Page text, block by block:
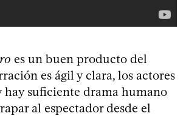
es un buen producto del
es ágil y clara, los actores
hay suficiente drama humano
al espectador desde el